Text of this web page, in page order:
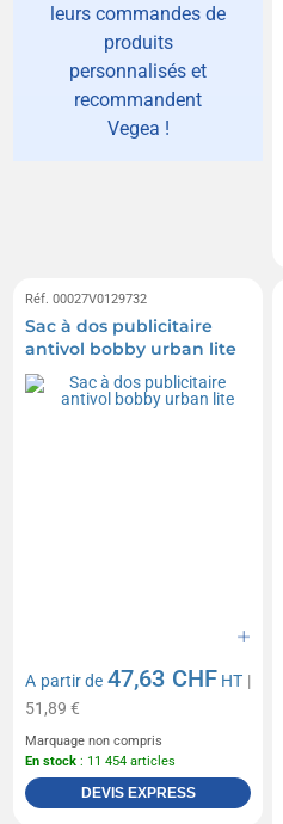
leurs commandes de
produits
personnalisés et
recommandent
Vegea !
Réf. 00027V0129732
Sac à dos publicitaire
antivol bobby urban lite
A partir de47,63 CHF HT |
51,89 €
Marquage non compris
En stock : 11 454 articles
DEVIS EXPRESS